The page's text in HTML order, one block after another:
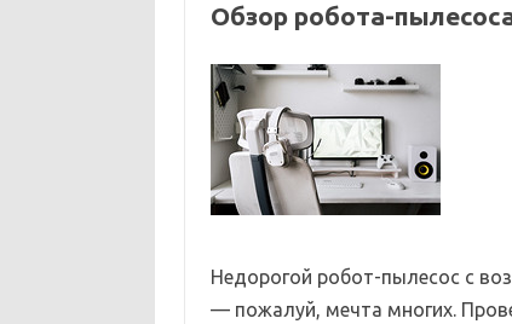
Обзор робота-
Недорогой робот-пылесос с
— пожалуй, мечта многих.